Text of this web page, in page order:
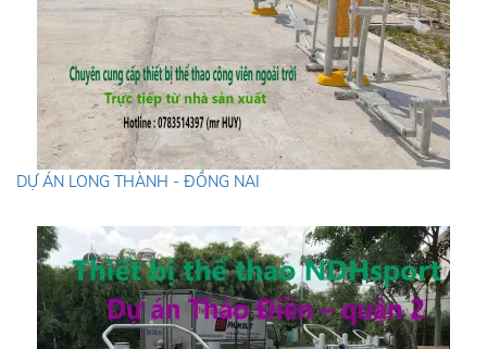
DỰ ÁN LONG THÀNH - ĐỒNG NAI